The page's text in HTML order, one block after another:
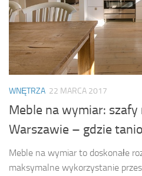
WNĘTRZA 22 MARCA 2017
Meble na wymiar:
Warszawie – gdzie
Meble na wymiar to doskonałe
maksymalne wykorzystanie